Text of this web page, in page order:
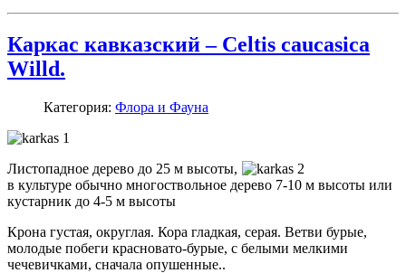
Каркас кавказский – Celtis caucasica
Willd.
Категория: Флора и Фауна
Листопадное дерево до 25 м высоты,
в культуре обычно многоствольное дерево 7-10 м высоты или
кустарник до 4-5 м высоты
Крона густая, округлая. Кора гладкая, серая. Ветви бурые,
молодые побеги красновато-бурые, с белыми мелкими
чечевичками, сначала опушенные..